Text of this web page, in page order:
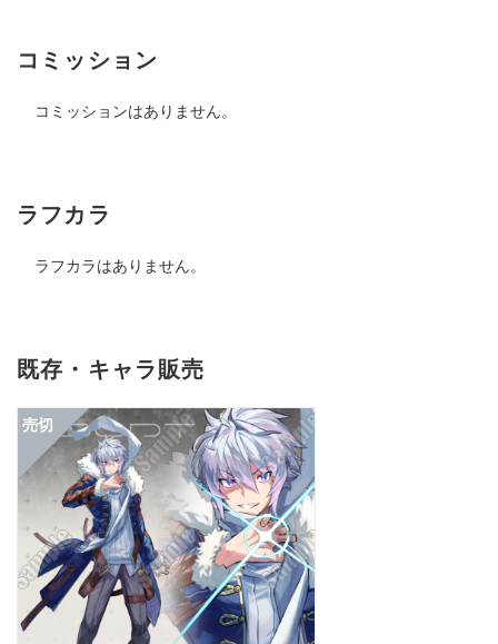
コミッション
コミッションはありません。
ラフカラ
ラフカラはありません。
既存・キャラ販売